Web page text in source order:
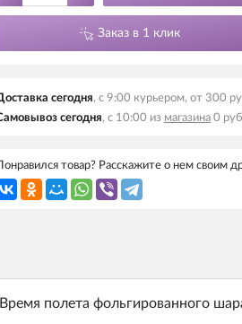
Заказ в 1 клик
сегодня, с 9:00 курьером, от 300
сегодня, с 10:00 из магазина 0
товар? Расскажите о нем своим
полета фольгированного